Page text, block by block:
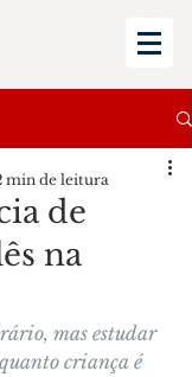
de
na
min de leitura
mas estudar
criança é